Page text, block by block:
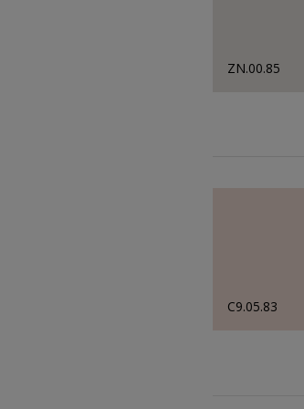
ZN.00.85
C9.05.83